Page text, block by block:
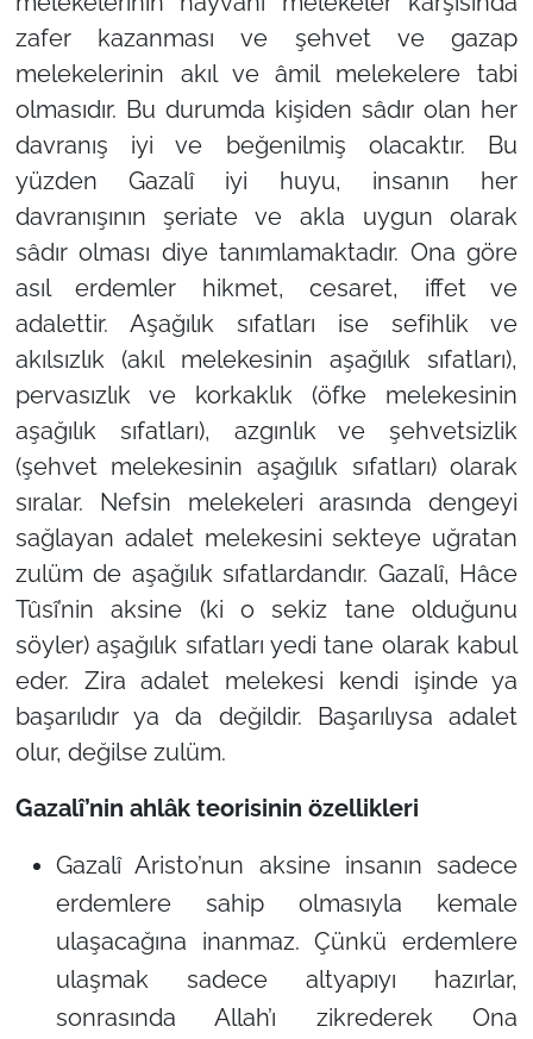
zafer kazanması ve şehvet ve gazap
melekelerinin akıl ve âmil melekelere tabi
olmasıdır. Bu durumda kişiden sâdır olan her
davranış iyi ve beğenilmiş olacaktır. Bu
yüzden Gazalî iyi huyu, insanın her
davranışının şeriate ve akla uygun olarak
sâdır olması diye tanımlamaktadır. Ona göre
asıl erdemler hikmet, cesaret, iffet ve
adalettir. Aşağılık sıfatları ise sefihlik ve
akılsızlık (akıl melekesinin aşağılık sıfatları),
pervasızlık ve korkaklık (öfke melekesinin
aşağılık sıfatları), azgınlık ve şehvetsizlik
(şehvet melekesinin aşağılık sıfatları) olarak
sıralar. Nefsin melekeleri arasında dengeyi
sağlayan adalet melekesini sekteye uğratan
zulüm de aşağılık sıfatlardandır. Gazalî, Hâce
Tûsî’nin aksine (ki o sekiz tane olduğunu
söyler) aşağılık sıfatları yedi tane olarak kabul
eder. Zira adalet melekesi kendi işinde ya
başarılıdır ya da değildir. Başarılıysa adalet
olur, değilse zulüm.
Gazalî’nin ahlâk teorisinin özellikleri
Gazalî Aristo’nun aksine insanın sadece
erdemlere sahip olmasıyla kemale
ulaşacağına inanmaz. Çünkü erdemlere
ulaşmak sadece altyapıyı hazırlar,
sonrasında Allah’ı zikrederek Ona